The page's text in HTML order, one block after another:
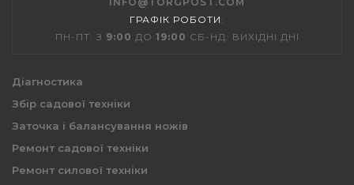
ГРАФІК РОБОТИ :
ПН-ПТ: З 9:00 ДО 19:00 СБ-НД: ВИХІДНІ ДНІ
Діагностика
Збір садової техніки
Заточка і балансування ножів
Ремонт садової техніки
Ремонт силової техніки